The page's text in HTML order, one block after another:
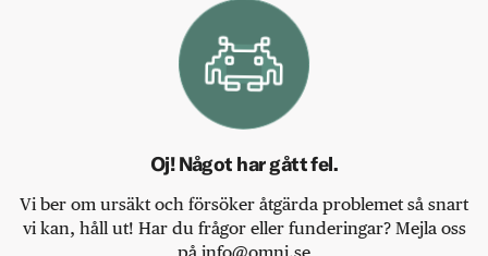
Oj! Något har gått fel.
Vi ber om ursäkt och försöker åtgärda problemet så snart
vi kan, håll ut! Har du frågor eller funderingar? Mejla oss